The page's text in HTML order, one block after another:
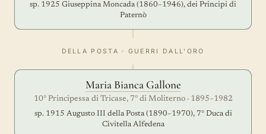
sp. 1925 Giuseppina Moncada (1860–1946), dei Principi di
Paternò
DELLA POSTA · GUERRI DALL'ORO
Maria Bianca Gallone
10° Principessa di Tricase, 7° di Moliterno · 1895–1982
sp. 1915 Augusto III della Posta (1890–1970), 7° Duca di
Civitella Alfedena